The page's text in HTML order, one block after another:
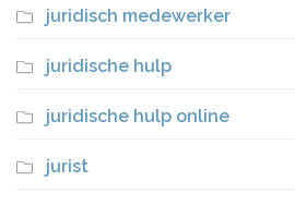
juridisch medewerker
juridische hulp
juridische hulp online
jurist